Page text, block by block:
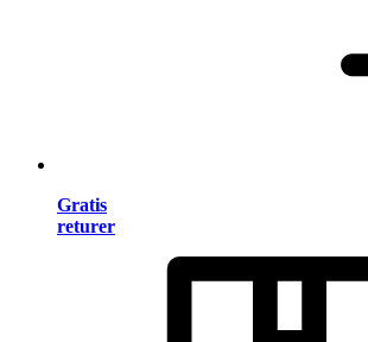
Gratis
returer